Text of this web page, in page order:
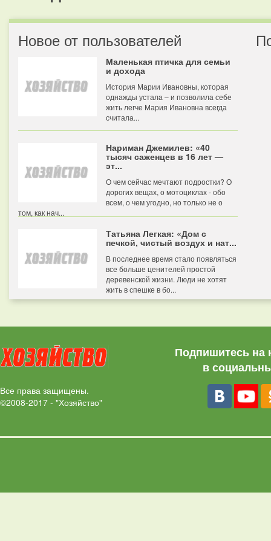
Новое от пользователей
Маленькая птичка для семьи
и дохода
История Марии Ивановны, которая
однажды устала – и позволила себе
жить легче Мария Ивановна всегда
считала...
Нариман Джемилев: «40
тысяч саженцев в 16 лет —
эт...
О чем сейчас мечтают подростки? О
дорогих вещах, о мотоциклах - обо
всем, о чем угодно, но только не о
том, как нач...
Татьяна Легкая: «Дом с
печкой, чистый воздух и нат...
В последнее время стало появляться
все больше ценителей простой
деревенской жизни. Люди не хотят
жить в спешке в бо...
Все права защищены.
©2008-2017 - "Хозяйство"
Подпишитесь на
в